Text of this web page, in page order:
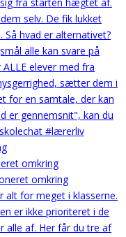
omkring